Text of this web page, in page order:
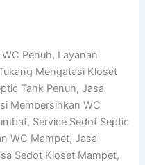
Penuh, Layanan
Mengatasi Kloset
Tank Penuh, Jasa
Membersihkan WC
Service Sedot Septic
WC Mampet, Jasa
Sedot Kloset Mampet,